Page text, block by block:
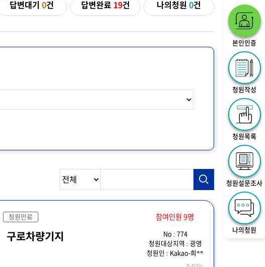
본인인증
청원작성
청원목록
청원설문조사
나의청원
답변대기0건 답변완료 19건 나의청원0건
청원만료 참여인원 9명
구로차량기지
No : 774
청원대상지역 : 광명
청원인 : Kakao-희**